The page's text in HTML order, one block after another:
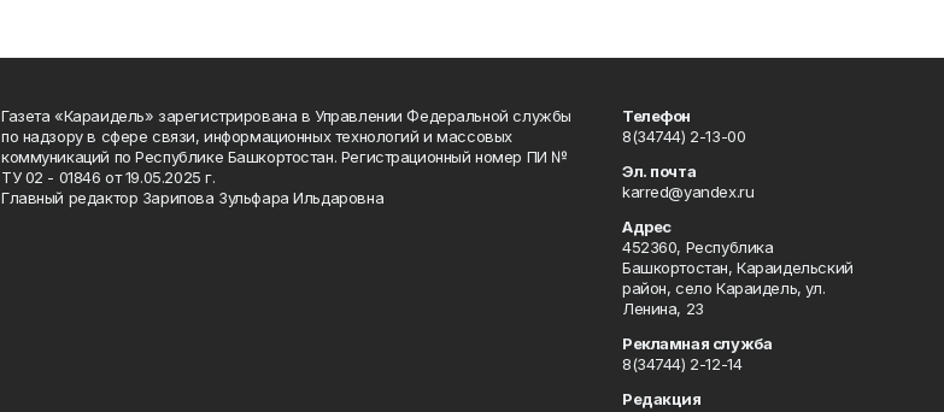
Газета «Караидель» зарегистрирована в Управлении Федеральной службы
по надзору в сфере связи, информационных технологий и массовых
коммуникаций по Республике Башкортостан. Регистрационный номер ПИ №
ТУ 02 - 01846 от 19.05.2025 г.
Главный редактор Зарипова Зульфара Ильдаровна
Телефон
8(34744) 2-13-00
Эл. почта
karred@yandex.ru
Адрес
452360, Республика
Башкортостан, Караидельский
район, село Караидель, ул.
Ленина, 23
Рекламная служба
8(34744) 2-12-14
Редакция